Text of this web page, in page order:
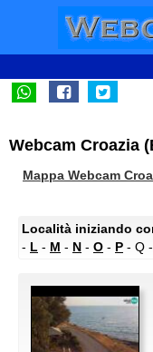
Webcam Croazia
Mappa Webcam
Località iniziando
- L - M - N - O - P - Q -